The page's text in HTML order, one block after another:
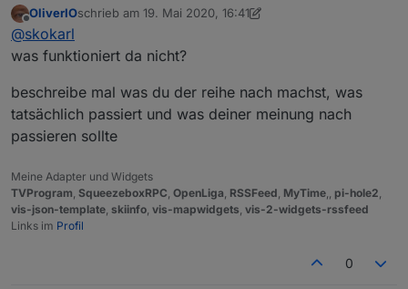
wäre das dann in cmd
ja, so mache ich es aktuell über Blockly....klappt aber
habe. Von daher wäre ein clr immer sinnvoll.
Offline
OliverIOschrieb am 19. Mai 2020, 16:41
zuletzt editiert von OliverIO
@skokarl
was funktioniert da nicht?
beschreibe mal was du der reihe nach machst, was
tatsächlich passiert und was deiner meinung nach
passieren sollte
Meine Adapter und Widgets
TVProgram, SqueezeboxRPC, OpenLiga, RSSFeed, MyTime,, pi-hole2,
vis-json-template, skiinfo, vis-mapwidgets, vis-2-widgets-rssfeed
Links im Profil
0